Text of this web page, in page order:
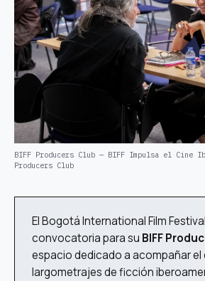
BIFF Producers Club — BIFF Impulsa el Cine
Producers Club
El Bogotá International Film
convocatoria para su BIFF
espacio dedicado a acompañar el
largometrajes de ficción